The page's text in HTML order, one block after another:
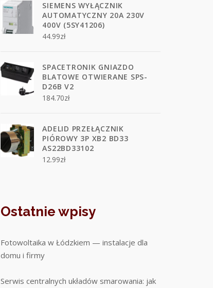
SIEMENS WYŁĄCZNIK
AUTOMATYCZNY 20A 230V
400V (5SY41206)
44.99zł
SPACETRONIK GNIAZDO
BLATOWE OTWIERANE SPS-
D26B V2
184.70zł
ADELID PRZEŁĄCZNIK
PIÓROWY 3P XB2 BD33
AS22BD33102
12.99zł
Ostatnie wpisy
Fotowoltaika w Łódzkiem — instalacje dla
domu i firmy
Serwis centralnych układów smarowania: jak